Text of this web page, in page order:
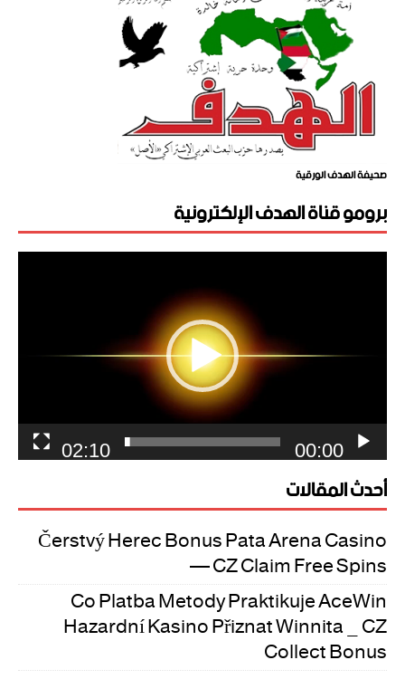
صحيفة الهدف الورقية
برومو قناة الهدف الإلكترونية
مشغل
00:00
02:10
أحدث المقالات
Čerstvý Herec Bonus Pata Arena Casino
— CZ Claim Free Spins
Co Platba Metody Praktikuje AceWin
Hazardní Kasino Přiznat Winnita _ CZ
Collect Bonus